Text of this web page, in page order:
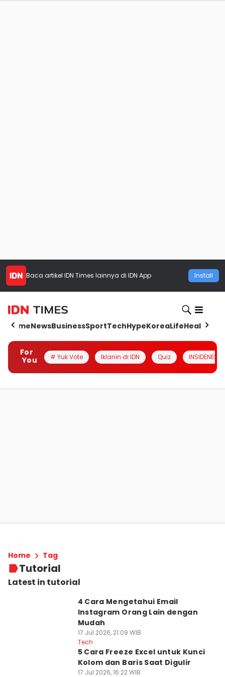
Baca artikel IDN Times lainnya di IDN App Install
HomeNewsBusinessSportTechHypeKoreaLifeHealth
For
You
# Yuk Vote Iklanin di IDN Quiz INSIDENESIA
Home Tag
Tutorial
Latest in tutorial
4 Cara Mengetahui Email
Instagram Orang Lain dengan
Mudah
17 Jul 2026, 21:09 WIB
Tech
5 Cara Freeze Excel untuk Kunci
Kolom dan Baris Saat Digulir
17 Jul 2026, 16:22 WIB